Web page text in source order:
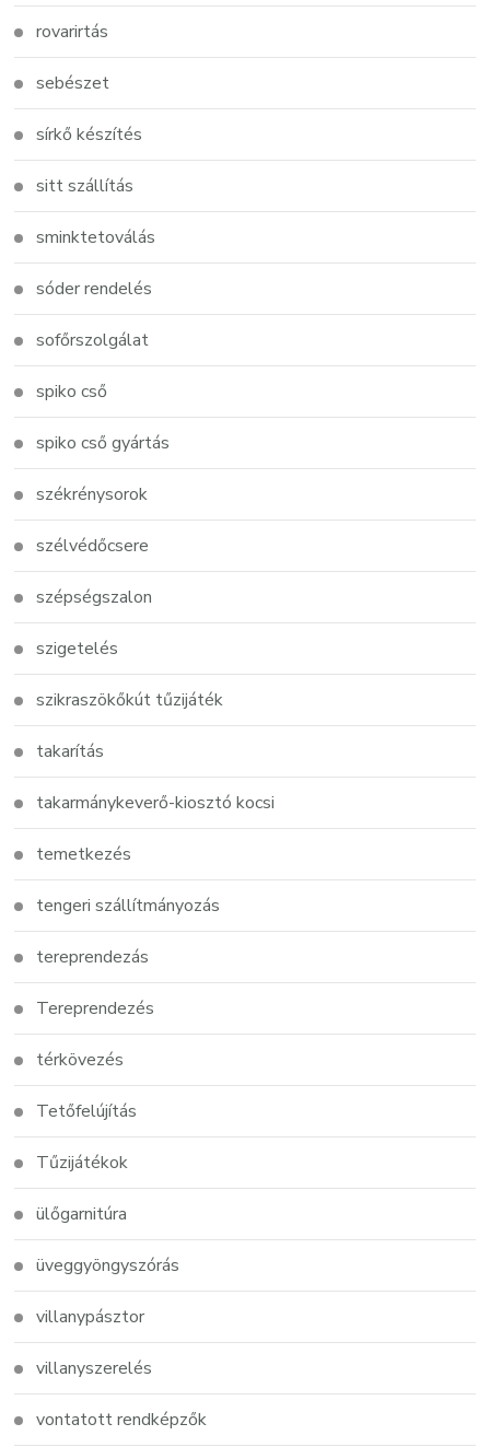
rovarirtás
sebészet
sírkő készítés
sitt szállítás
sminktetoválás
sóder rendelés
sofőrszolgálat
spiko cső
spiko cső gyártás
székrénysorok
szélvédőcsere
szépségszalon
szigetelés
szikraszökőkút tűzijáték
takarítás
takarmánykeverő-kiosztó kocsi
temetkezés
tengeri szállítmányozás
tereprendezás
Tereprendezés
térkövezés
Tetőfelújítás
Tűzijátékok
ülőgarnitúra
üveggyöngyszórás
villanypásztor
villanyszerelés
vontatott rendképzők